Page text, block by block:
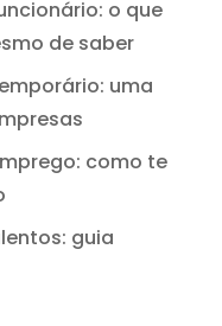
o que
de saber
uma
como te
guia